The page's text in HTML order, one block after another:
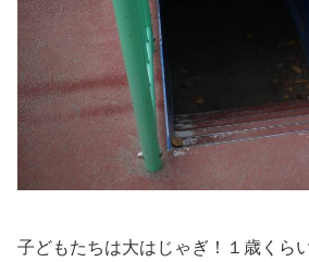
子どもたちは大はじゃぎ！１歳くら